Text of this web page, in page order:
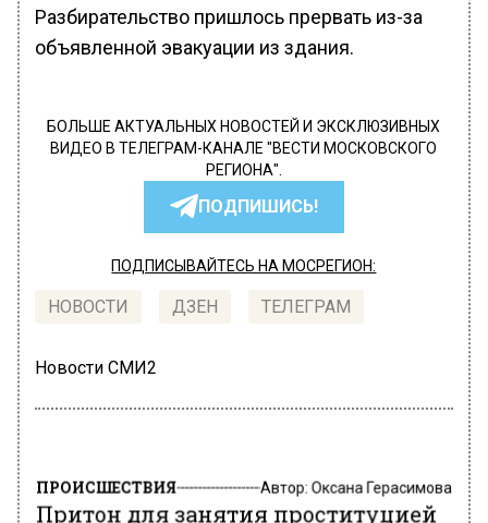
Разбирательство пришлось прервать из-за
объявленной эвакуации из здания.
БОЛЬШЕ АКТУАЛЬНЫХ НОВОСТЕЙ И ЭКСКЛЮЗИВНЫХ
ВИДЕО В ТЕЛЕГРАМ-КАНАЛЕ "ВЕСТИ МОСКОВСКОГО
РЕГИОНА".
ПОДПИШИСЬ!
ПОДПИСЫВАЙТЕСЬ НА МОСРЕГИОН:
НОВОСТИ ДЗЕН ТЕЛЕГРАМ
Новости СМИ2
ПРОИСШЕСТВИЯ Автор: Оксана Герасимова
Притон для занятия проституцией